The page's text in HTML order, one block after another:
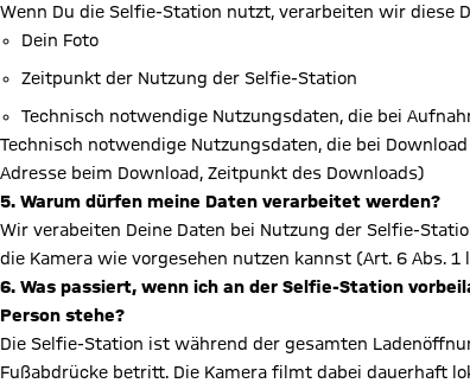
Wenn Du die Selfie-Station nutzt, verarbeiten wir diese
Dein Foto
Zeitpunkt der Nutzung der Selfie-Station
Technisch notwendige Nutzungsdaten, die bei
Technisch notwendige Nutzungsdaten, die bei
Adresse beim Download, Zeitpunkt des Downloads)
5. Warum dürfen meine Daten verarbeitet werden?
Wir verabeiten Deine Daten bei Nutzung der Selfie-
die Kamera wie vorgesehen nutzen kannst (Art. 6 Abs. 1
6. Was passiert, wenn ich an der Selfie-Station
Person stehe?
Die Selfie-Station ist während der gesamten
Fußabdrücke betritt. Die Kamera filmt dabei dauerhaft